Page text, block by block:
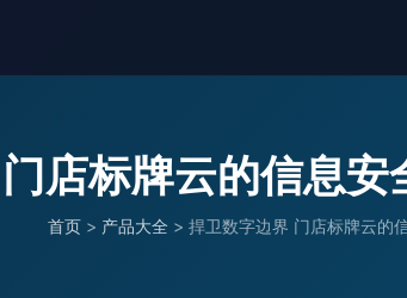
店标牌云的信息
首页 > 产品大全 > 捍卫数字边界 门店标牌云的